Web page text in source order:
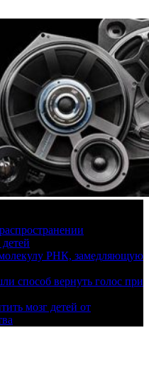
РНК, замедляющую
способ вернуть голос при
мозг детей от